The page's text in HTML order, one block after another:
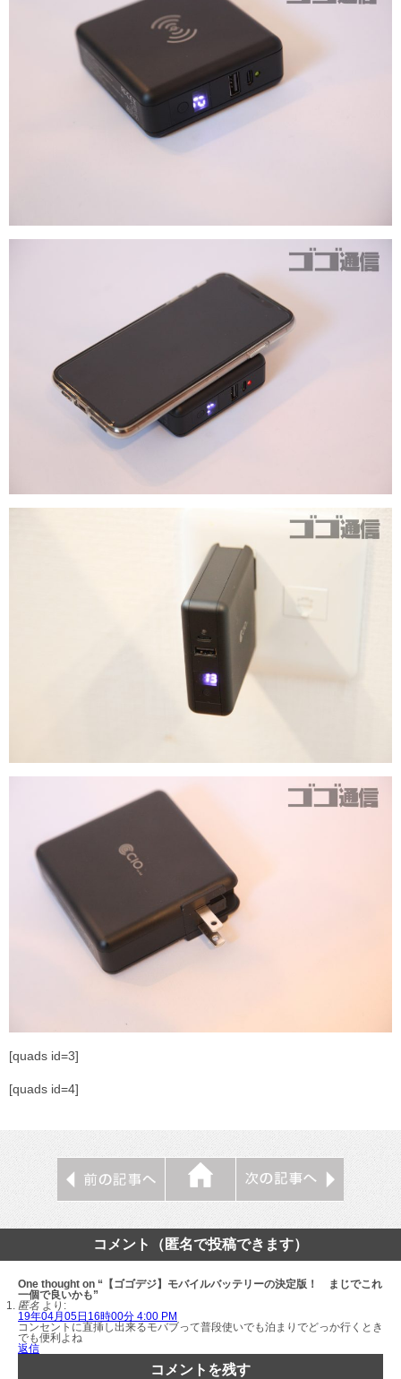
[quads id=3]
[quads id=4]
コメント（匿名で投稿できます）
One thought on “【ゴゴデジ】モバイルバッテリーの決定版！ まじでこれ
一個で良いかも”
匿名 より:
19年04月05日16時00分 4:00 PM
コンセントに直挿し出来るモバブって普段使いでも泊まりでどっか行くとき
でも便利よね
返信
コメントを残す